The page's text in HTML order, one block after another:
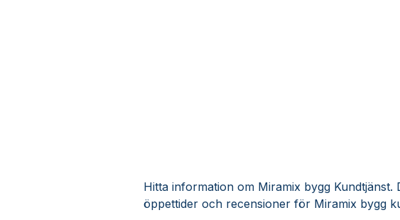
Hitta information om Miramix bygg
öppettider och recensioner för Miramix bygg